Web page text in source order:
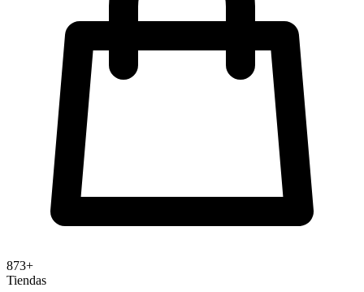
Características Principales
reCAPTCHA v2 Checkbox: widget «No soy un
con escalado a desafíos visuales basado en análisis
riesgo del usuario
reCAPTCHA v3: scoring invisible 0.0-1.0 sin
873+
Tiendas